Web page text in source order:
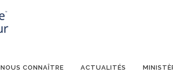
NOUS CONNAÎTRE ACTUALITÉS